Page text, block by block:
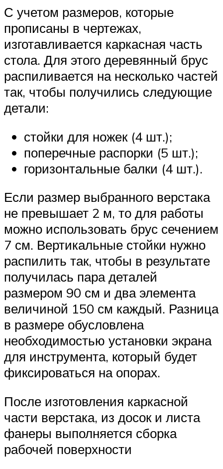
С учетом размеров, которые
прописаны в чертежах,
изготавливается каркасная часть
стола. Для этого деревянный брус
распиливается на несколько частей
так, чтобы получились следующие
детали:
стойки для ножек (4 шт.);
поперечные распорки (5 шт.);
горизонтальные балки (4 шт.).
Если размер выбранного верстака
не превышает 2 м, то для работы
можно использовать брус сечением
7 см. Вертикальные стойки нужно
распилить так, чтобы в результате
получилась пара деталей
размером 90 см и два элемента
величиной 150 см каждый. Разница
в размере обусловлена
необходимостью установки экрана
для инструмента, который будет
фиксироваться на опорах.
После изготовления каркасной
части верстака, из досок и листа
фанеры выполняется сборка
рабочей поверхности